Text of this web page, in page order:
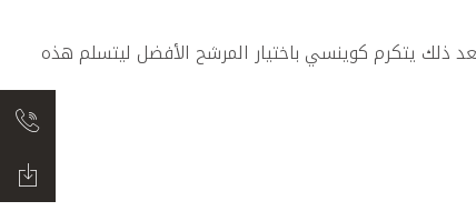
ذلك يتكرم كوينسي باختيار المرشح الأفضل ليتسلم هذه